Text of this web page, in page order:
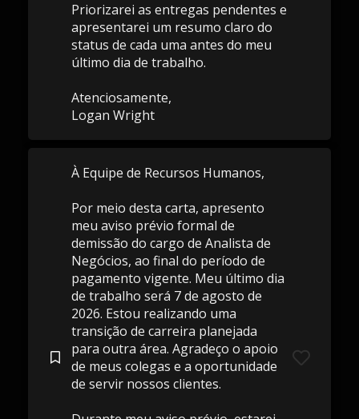
Priorizarei as entregas pendentes e
apresentarei um resumo claro do
status de cada uma antes do meu
último dia de trabalho.
Atenciosamente,
Logan Wright
À Equipe de Recursos Humanos,
Por meio desta carta, apresento
meu aviso prévio formal de
demissão do cargo de Analista de
Negócios, ao final do período de
pagamento vigente. Meu último dia
de trabalho será 7 de agosto de
2026. Estou realizando uma
transição de carreira planejada
para outra área. Agradeço o apoio
de meus colegas e a oportunidade
de servir nossos clientes.